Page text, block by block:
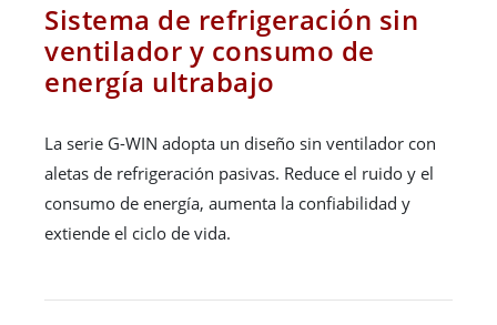
Sistema de refrigeración sin
ventilador y consumo de
energía ultrabajo
La serie G-WIN adopta un diseño sin ventilador con
aletas de refrigeración pasivas. Reduce el ruido y el
consumo de energía, aumenta la confiabilidad y
extiende el ciclo de vida.